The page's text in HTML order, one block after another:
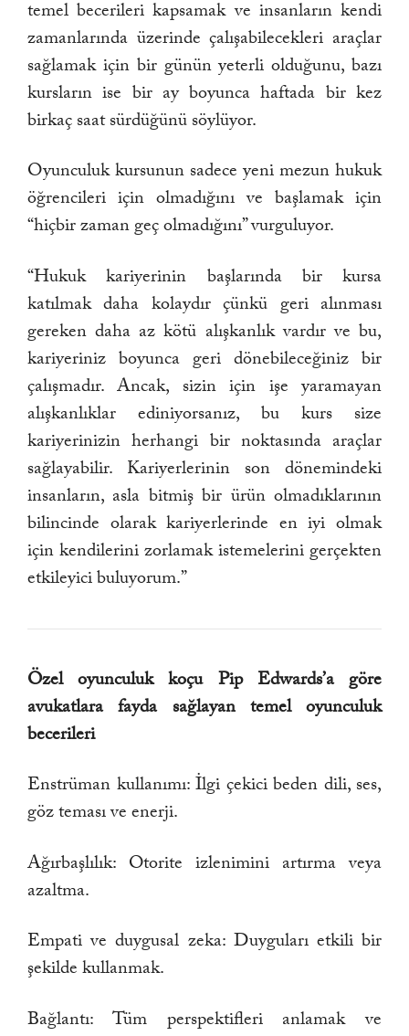
temel becerileri kapsamak ve insanların kendi
zamanlarında üzerinde çalışabilecekleri araçlar
sağlamak için bir günün yeterli olduğunu, bazı
kursların ise bir ay boyunca haftada bir kez
birkaç saat sürdüğünü söylüyor.
Oyunculuk kursunun sadece yeni mezun hukuk
öğrencileri için olmadığını ve başlamak için
“hiçbir zaman geç olmadığını” vurguluyor.
“Hukuk kariyerinin başlarında bir kursa
katılmak daha kolaydır çünkü geri alınması
gereken daha az kötü alışkanlık vardır ve bu,
kariyeriniz boyunca geri dönebileceğiniz bir
çalışmadır. Ancak, sizin için işe yaramayan
alışkanlıklar ediniyorsanız, bu kurs size
kariyerinizin herhangi bir noktasında araçlar
sağlayabilir. Kariyerlerinin son dönemindeki
insanların, asla bitmiş bir ürün olmadıklarının
bilincinde olarak kariyerlerinde en iyi olmak
için kendilerini zorlamak istemelerini gerçekten
etkileyici buluyorum.”
Özel oyunculuk koçu Pip Edwards’a göre
avukatlara fayda sağlayan temel oyunculuk
becerileri
Enstrüman kullanımı: İlgi çekici beden dili, ses,
göz teması ve enerji.
Ağırbaşlılık: Otorite izlenimini artırma veya
azaltma.
Empati ve duygusal zeka: Duyguları etkili bir
şekilde kullanmak.
Bağlantı: Tüm perspektifleri anlamak ve